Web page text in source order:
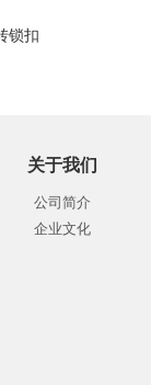
锁扣
关于我们
公司简介
企业文化